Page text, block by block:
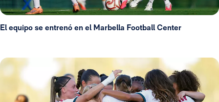
El equipo se entrenó en el Marbella Football Center